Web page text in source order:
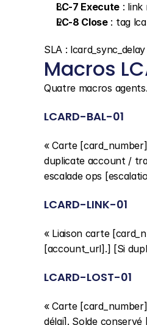
LC-7 Execute : link
LC-8 Close : tag
SLA :
Macros
Quatre macros agents.
LCARD-BAL-01
« Carte
duplicate account /
escalade ops
LCARD-LINK-01
« Liaison carte
[account_url].] [Si
LCARD-LOST-01
« Carte
délai]. Solde